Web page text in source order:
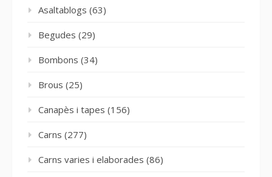
Asaltablogs (63)
Begudes (29)
Bombons (34)
Brous (25)
Canapès i tapes (156)
Carns (277)
Carns varies i elaborades (86)